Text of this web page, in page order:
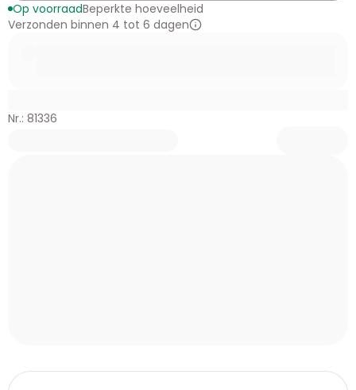
Op voorraadBeperkte hoeveelheid
Verzonden binnen 4 tot 6 dagen
Nr.: 81336